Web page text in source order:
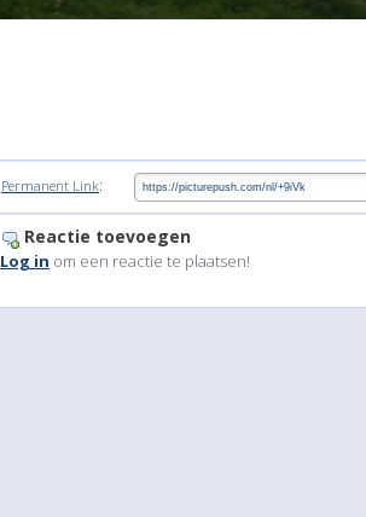
Permanent Link:
Reactie toevoegen
Log in om een reactie te plaatsen!